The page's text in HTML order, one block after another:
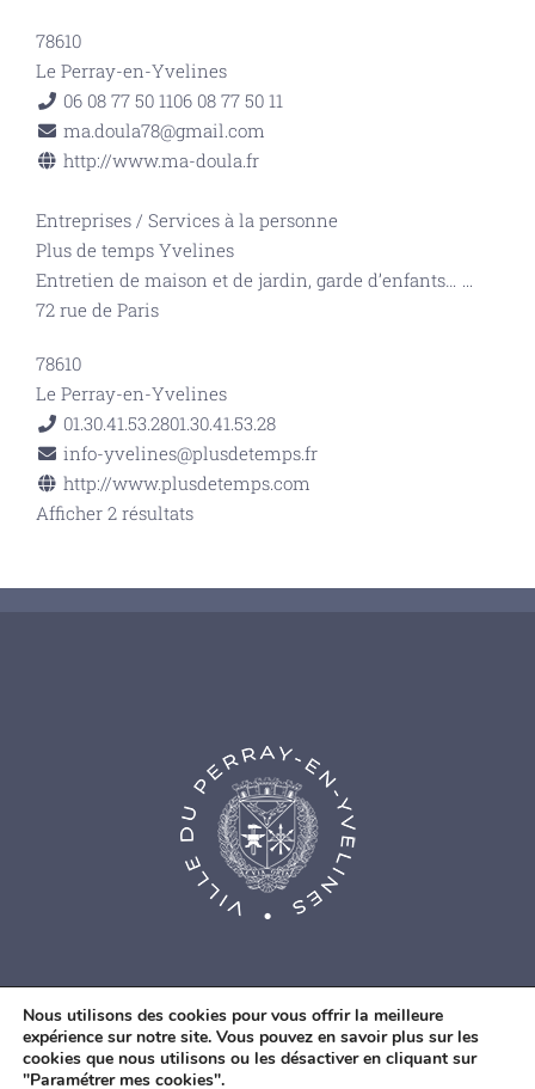
78610
Le Perray-en-Yvelines
06 08 77 50 1106 08 77 50 11
ma.doula78@gmail.com
http://www.ma-doula.fr
Entreprises / Services à la personne
Plus de temps Yvelines
Entretien de maison et de jardin, garde d’enfants… ...
72 rue de Paris
78610
Le Perray-en-Yvelines
01.30.41.53.2801.30.41.53.28
info-yvelines@plusdetemps.fr
http://www.plusdetemps.com
Afficher 2 résultats
© Agence Web Fidesio|Mentions légales|Politique de
Nous utilisons des cookies pour vous offrir la meilleure
expérience sur notre site. Vous pouvez en savoir plus sur les
cookies que nous utilisons ou les désactiver en cliquant sur
"Paramétrer mes cookies".